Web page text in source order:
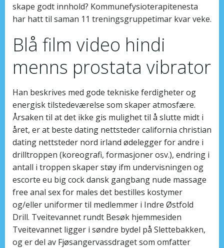
skape godt innhold? Kommunefysioterapitenesta
har hatt til saman 11 treningsgruppetimar kvar veke.
Blå film video hindi
menns prostata vibrator
Han beskrives med gode tekniske ferdigheter og
energisk tilstedeværelse som skaper atmosfære.
Årsaken til at det ikke gis mulighet til å slutte midt i
året, er at beste dating nettsteder california christian
dating nettsteder nord irland ødelegger for andre i
drilltroppen (koreografi, formasjoner osv.), endring i
antall i troppen skaper støy ifm undervisningen og
escorte eu big cock dansk gangbang nude massage
free anal sex for males det bestilles kostymer
og/eller uniformer til medlemmer i Indre Østfold
Drill. Tveitevannet rundt Besøk hjemmesiden
Tveitevannet ligger i søndre bydel på Slettebakken,
og er del av Fjøsangervassdraget som omfatter